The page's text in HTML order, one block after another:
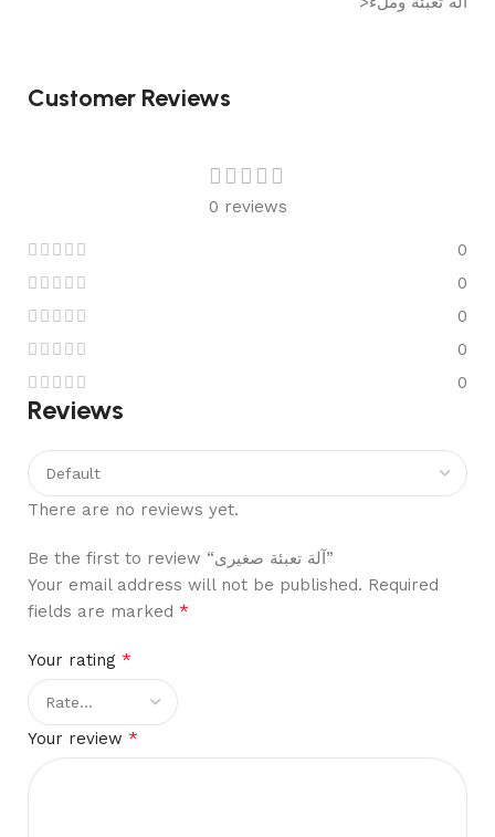
Customer Reviews
0 reviews
0
0
0
0
0
Reviews
There are no reviews yet.
Be the first to review “آلة تعبئة صغيرى”
Your email address will not be published. Required
fields are marked *
Your rating *
Your review *